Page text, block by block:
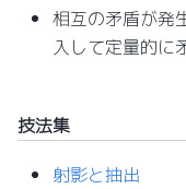
相互の矛盾が発
入して定量的に
技法集
射影と抽出